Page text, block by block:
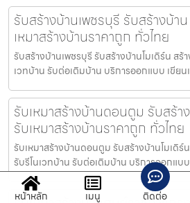
รับสร้างบ้านเพชรบุรี รับสร้างบ้า
เหมาสร้างบ้านราคาถูก ทั่วไทย
รับสร้างบ้านเพชรบุรี รับสร้างบ้านโมเดิร์น สร้
เวทบ้าน รับต่อเติมบ้าน บริการออกแบบ เขีย
รับเหมาสร้างบ้านดอนตูม รับสร้
รับเหมาสร้างบ้านราคาถูก ทั่วไทย
รับเหมาสร้างบ้านดอนตูม รับสร้างบ้านโมเดิร์
รับรีโนเวทบ้าน รับต่อเติมบ้าน บริการออกแบ
หน้าหลัก เมนู ติดต่อ